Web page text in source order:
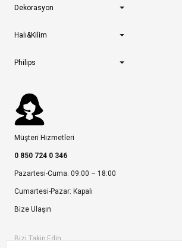
Dekorasyon
Halı&Kilim
Philips
Müşteri Hizmetleri
0 850 724 0 346
Pazartesi-Cuma: 09:00 – 18:00
Cumartesi-Pazar: Kapalı
Bize Ulaşın
Bizi Takip Edin